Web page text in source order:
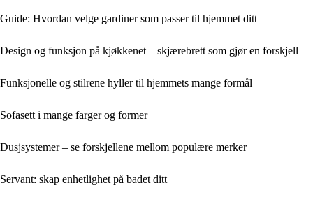
Guide: Hvordan velge gardiner som passer til hjemmet ditt
Design og funksjon på kjøkkenet – skjærebrett som gjør en forskjell
Funksjonelle og stilrene hyller til hjemmets mange formål
Sofasett i mange farger og former
Dusjsystemer – se forskjellene mellom populære merker
Servant: skap enhetlighet på badet ditt